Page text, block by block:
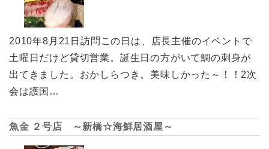
2010年8月21日訪問この日は、店長主催のイベントで
土曜日だけど貸切営業。誕生日の方がいて鯛の刺身が
出てきました。おかしらつき。美味しかった～！！2次
会は護国…
魚金 ２号店 ～新橋☆海鮮居酒屋～